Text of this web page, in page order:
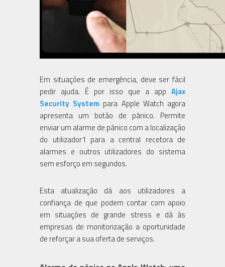
Em situações de emergência, deve ser fácil
pedir ajuda. É por isso que a app Ajax
Security System para Apple Watch agora
apresenta um botão de pânico. Permite
enviar um alarme de pânico com a localização
do utilizador1 para a central recetora de
alarmes e outros utilizadores do sistema
sem esforço em segundos.
Esta atualização dá aos utilizadores a
confiança de que podem contar com apoio
em situações de grande stress e dá às
empresas de monitorização a oportunidade
de reforçar a sua oferta de serviços.